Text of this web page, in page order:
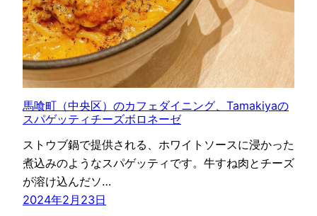
馬喰町（中央区）のカフェダイニング、Tamakiyaの
スパゲッティチーズボロネーゼ
ストウブ鍋で提供される、ホワイトソースに浸かった
煮込みのようなスパゲッティです。牛すね肉とチーズ
が溶け込んだソ…
2024年2月23日